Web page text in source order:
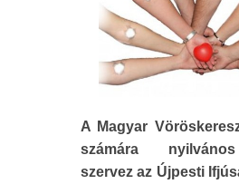
A Magyar
számára
szervez az Újpesti